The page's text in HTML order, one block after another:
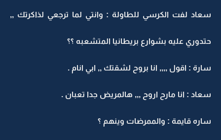
سعاد لفت الكرسي للطاولة : وانتي لما ترجعي لذاكرتك ,,
حتدوري عليه بشوارع بريطانيا المتشعبه ؟؟
سارة : اقول ,,,, انا بروح لشقتك ,, ابي انام .
سعاد : انا مارح اروح ,,, هالمريض جدا تعبان .
ساره قايمة : والممرضات وينهم ؟